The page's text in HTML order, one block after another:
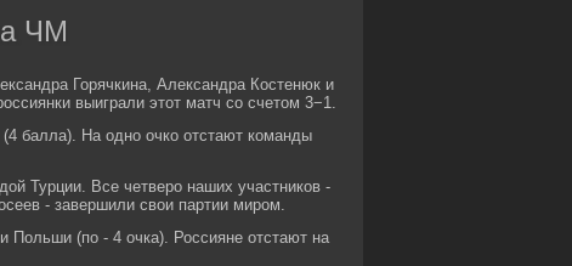
ЧМ
Горячкина, Александра Костенюк и
выиграли этот матч со счетом 3−1.
балла). На одно очко отстают команды
Турции. Все четверо наших участников -
- завершили свои партии миром.
Польши (по - 4 очка). Россияне отстают на